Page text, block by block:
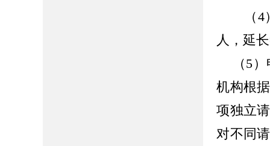
（4
人，延
（5）
机构根
项独立
对不同